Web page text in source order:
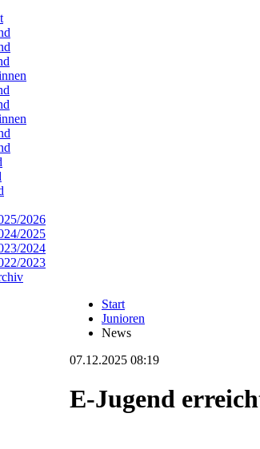
2026
2025
2024
2023
Start
Junioren
News
07.12.2025 08:19
E-Jugend